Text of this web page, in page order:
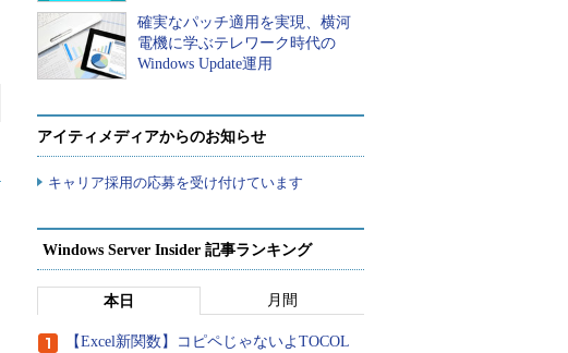
確実なパッチ適用を実現、横河
電機に学ぶテレワーク時代の
Windows Update運用
アイティメディアからのお知らせ
キャリア採用の応募を受け付けています
Windows Server Insider 記事ランキング
本日 月間
【Excel新関数】コピペじゃないよTOCOL